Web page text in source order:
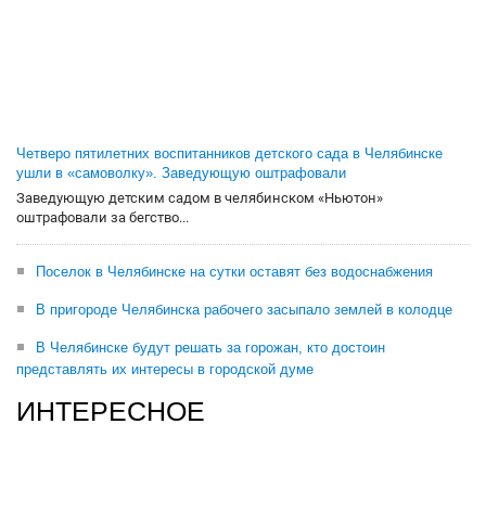
Четверо пятилетних воспитанников детского сада в Челябинске
ушли в «самоволку». Заведующую оштрафовали
Заведующую детским садом в челябинском «Ньютон»
оштрафовали за бегство...
Поселок в Челябинске на сутки оставят без водоснабжения
В пригороде Челябинска рабочего засыпало землей в колодце
В Челябинске будут решать за горожан, кто достоин
представлять их интересы в городской думе
ИНТЕРЕСНОЕ